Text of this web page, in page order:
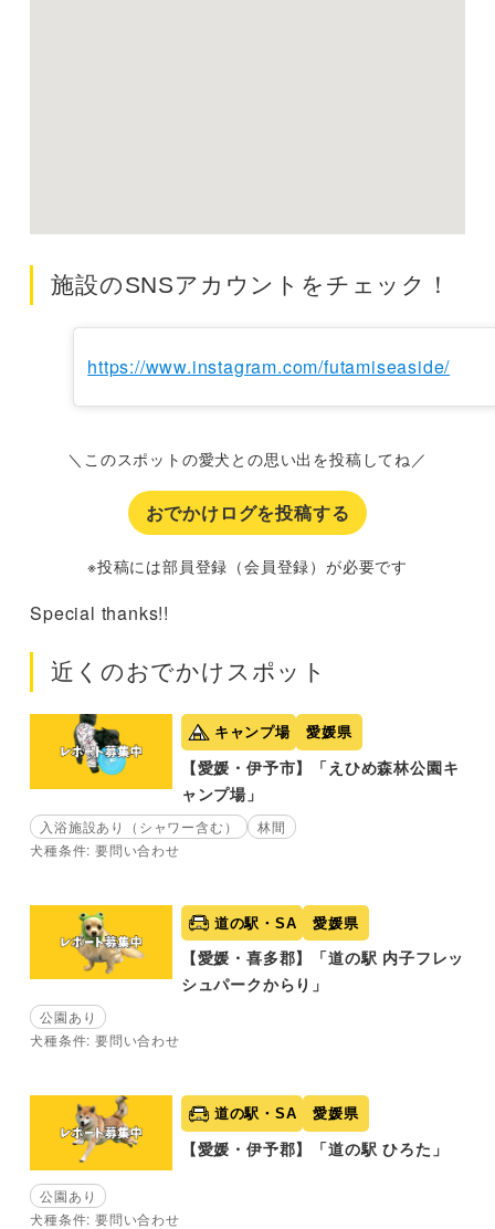
施設のSNSアカウントをチェック！
https://www.instagram.com/futamiseaside/
＼このスポットの愛犬との思い出を投稿してね／
おでかけログを投稿する
※投稿には部員登録（会員登録）が必要です
Special thanks!!
近くのおでかけスポット
キャンプ場 愛媛県
【愛媛・伊予市】「えひめ森林公園キ
ャンプ場」
入浴施設あり（シャワー含む）
林間
犬種条件: 要問い合わせ
道の駅・SA 愛媛県
【愛媛・喜多郡】「道の駅 内子フレッ
シュパークからり」
公園あり
犬種条件: 要問い合わせ
道の駅・SA 愛媛県
【愛媛・伊予郡】「道の駅 ひろた」
公園あり
犬種条件: 要問い合わせ